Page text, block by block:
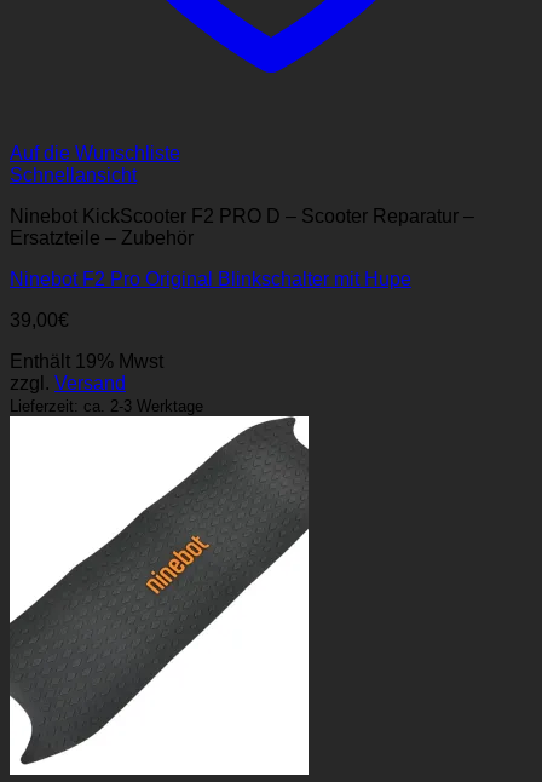
Auf die Wunschliste
Schnellansicht
Ninebot KickScooter F2 PRO D – Scooter Reparatur –
Ersatzteile – Zubehör
Ninebot F2 Pro Original Blinkschalter mit Hupe
39,00€
Enthält 19% Mwst
zzgl. Versand
Lieferzeit: ca. 2-3 Werktage